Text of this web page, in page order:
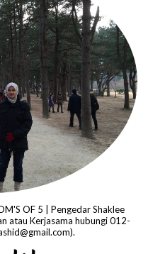
OF 5 | Pengedar Shaklee
atau Kerjasama hubungi 012-